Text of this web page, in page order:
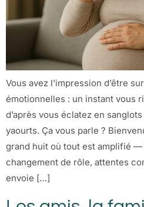
Vous avez l’impression d’être
émotionnelles : un instant vous
d’après vous éclatez en
yaourts. Ça vous parle ?
grand huit où tout est amplifié —
changement de rôle, attentes
envoie […]